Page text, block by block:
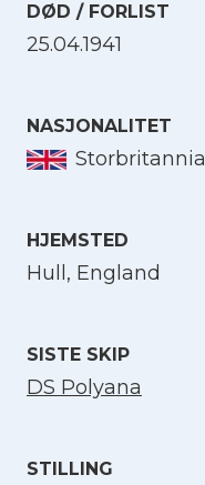
DØD / FORLIST
25.04.1941
NASJONALITET
Storbritannia
HJEMSTED
Hull, England
SISTE SKIP
DS Polyana
STILLING